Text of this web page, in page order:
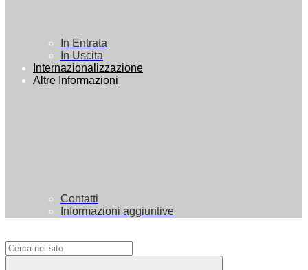
In Entrata
In Uscita
Internazionalizzazione
Altre Informazioni
Contatti
Informazioni aggiuntive